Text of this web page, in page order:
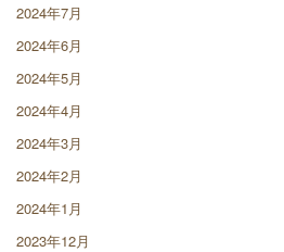
2024年7月
2024年6月
2024年5月
2024年4月
2024年3月
2024年2月
2024年1月
2023年12月